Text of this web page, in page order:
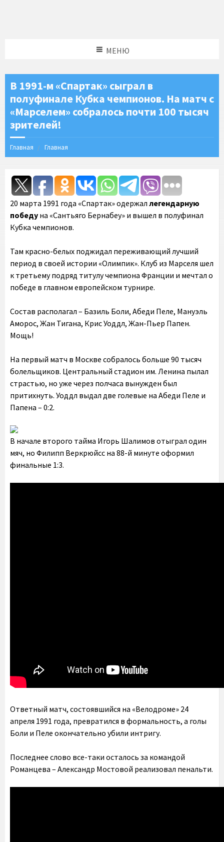
МЕНЮ
В 1991-м «Спартак» сыграл в
полуфинале Кубка чемпионов. На матч с
«Марселем» собралось почти 100 тысяч
зрителей!
Главная Главная
20 марта 1991 года «Спартак» одержаллегендарную
победу на «Сантьяго Бернабеу» и вышел в полуфинал
Кубка чемпионов.
Там красно-белых поджидал переживающий лучший
период в своей истории «Олимпик». Клуб из Марселя шел
к третьему подряд титулу чемпиона Франции и мечтал о
победе в главном европейском турнире.
Состав располагал – Базиль Боли, Абеди Пеле, Мануэль
Аморос, Жан Тигана, Крис Уоддл, Жан-Пьер Папен.
Мощь!
На первый матч в Москве собралось больше 90 тысяч
болельщиков. Центральный стадион им. Ленина пылал
страстью, но уже через полчаса вынужден был
притихнуть. Уоддл выдал две голевые на Абеди Пеле и
Папена – 0:2.
В начале второго тайма Игорь Шалимов отыграл один
мяч, но Филипп Веркрюйсс на 88-й минуте оформил
финальные 1:3.
Ответный матч, состоявшийся на «Велодроме» 24
апреля 1991 года, превратился в формальность, а голы
Боли и Пеле окончательно убили интригу.
Последнее слово все-таки осталось за командой
Романцева – Александр Мостовой реализовал пенальти.